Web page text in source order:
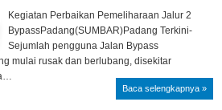
Kegiatan Perbaikan Pemeliharaan Jalur 2
BypassPadang(SUMBAR)Padang Terkini-
Sejumlah pengguna Jalan Bypass
mulai rusak dan berlubang, disekitar
Baca selengkapnya »